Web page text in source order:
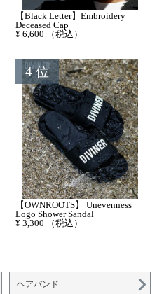
【Black Letter】Embroidery
Deceased Cap
¥ 6,600 （税込）
【OWNROOTS】 Unevenness
Logo Shower Sandal
¥ 3,300 （税込）
ヘアバンド